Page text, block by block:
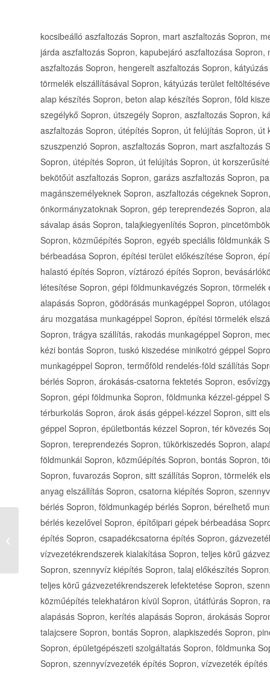
kocsibeálló aszfaltozás Sopron, mart aszfaltozás Sopron, meleg aszfaltozás Sopron, udvar aszfaltozás Sopron, járda aszfaltozás Sopron, kapubejáró aszfaltozása Sopron, meleg aszfalt Sopron, járda aszfaltozás Sopron, aszfaltozás Sopron, hengerelt aszfaltozás Sopron, kátyúzás gépi vágással Sopron, kátyúzás kibontással, kátyúzás törmelék elszállításával Sopron, kátyúzás terület feltöltésével Sopron, útépítés mart aszfaltból Sopron, darált beton alap készítés Sopron, beton alap készítés Sopron, föld kiszedése-elszállítása Sopron, útszegély Sopron, kerti szegélykő Sopron, útszegély Sopron, aszfaltozás Sopron, kátyúzás Sopron, öntött aszfaltozás Sopron, hengerelt aszfaltozás Sopron, útépítés Sopron, út felújítás Sopron, út korszerűsítés Sopron, útjavítás Sopron, aszfalt szuszpenzió Sopron, aszfaltozás Sopron, mart aszfaltozás Sopron, öntött aszfaltozás Sopron, hengerelt aszfaltozás Sopron, útépítés Sopron, út felújítás Sopron, út korszerűsítés Sopron, útjavítás Sopron, aszfalt szuszpenzió Sopron, bekötőút aszfaltozás Sopron, garázs aszfaltozás Sopron, parkoló aszfaltozás Sopron, aszfaltozás magánszemélyeknek Sopron, aszfaltozás cégeknek Sopron, aszfaltozás közületeknek Sopron, aszfaltozás önkormányzatoknak Sopron, gép tereprendezés Sopron, alapásás Sopron, árokásás Sopron, épületbontás Sopron, sávalap ásás Sopron, talajkiegyenlítés Sopron, pincetömbök kiemelése Sopron, útépítések, parkolók földmunkái Sopron, közműépítés Sopron, egyéb speciális földmunkák Sopron, gépi földmunkavégzés Sopron, földmunkagépek bérbeadása Sopron, építési terület előkészítése Sopron, építési terület megtisztítása Sopron, közmű építés Sopron, halastó építés Sopron, víztározó építés Sopron, bevásárlóközpontok tereprendezése Sopron, hulladéktárolók létesítése Sopron, gépi földmunkavégzés Sopron, törmelék elszállítása gyorsan Sopron, pince ásás Sopron, alapásás Sopron, gödörásás munkagéppel Sopron, utólagos szigetelés Sopron, vízvezeték ásás Sopron, raklapos áru mozgatása munkagéppel Sopron, építési törmelék elszállítása gépi pakolással Sopron, terep előkészítése Sopron, trágya szállítás, rakodás munkagéppel Sopron, medencealap az alapoktól Sopron, gépi bontás Sopron, kézi bontás Sopron, tuskó kiszedése minikotró géppel Sopron, tükörkiszedés Sopron, lemezalap előkészítése munkagéppel Sopron, termőföld rendelés-föld szállítás Sopron, tereprendezés Sopron, földterítés Sopron, Bobcat bérlés Sopron, árokásás-csatorna fektetés Sopron, esővízgyűjtő tartály telepítése Sopron, esővízszikkasztó építése Sopron, gépi földmunka Sopron, földmunka kézzel-géppel Sopron, kerti munkák Sopron, épületbontás Sopron, térburkolás Sopron, árok ásás géppel-kézzel Sopron, sitt elszállítás Sopron, kézi földmunka Sopron, épületbontás géppel Sopron, épületbontás kézzel Sopron, tér kövezés Sopron, lomis törmelékek elszállítása Sopron, árokásás Sopron, tereprendezés Sopron, tükörkiszedés Sopron, alapásás Sopron, pincetömb-kiemelés Sopron, közművek földmunkái Sopron, közműépítés Sopron, bontás Sopron, törés Sopron, pincetömb-kiemelés Sopron, árokásás Sopron, fuvarozás Sopron, sitt szállítás Sopron, törmelék elszállítás Sopron, bontott tégla elszállítás Sopron, bontási anyag elszállítás Sopron, csatorna kiépítés Sopron, szennyvíz kiépítés Sopron, talaj előkészítés Sopron, Bobcat bérlés Sopron, földmunkagép bérlés Sopron, bérelhető munkagép Sopron, munkagép bérlés Sopron, munkagép bérlés kezelővel Sopron, építőipari gépek bérbeadása Sopron, ivóvízvezeték építés Sopron, szennyvízcsatorna építés Sopron, csapadékcsatorna építés Sopron, gázvezeték építés Sopron, közműépítés Sopron, teljes körű vízvezetékrendszerek kialakítása Sopron, teljes körű gázvezetékrendszerek kialakítása Sopron, csatorna kiépítés Sopron, szennyvíz kiépítés Sopron, talaj előkészítés Sopron, teljes körű vízvezetékrendszerek lefektetése Sopron, teljes körű gázvezetékrendszerek lefektetése Sopron, szennyvíz és csapadékvíz elvezetés kivitelezése Sopron, közműépítés telekhatáron kívül Sopron, útátfúrás Sopron, rakéta fúrás Sopron, irányított fúrás Sopron, sávalap ásás alapásás Sopron, kerítés alapásás Sopron, árokásás Sopron, területrendezés Sopron, tereprendezés Sopron, talajcsere Sopron, bontás Sopron, alapkiszedés Sopron, pincetömb kiszedés Sopron, vízvezeték nyomáspróba Sopron, épületgépészeti szolgáltatás Sopron, földmunka Sopron, generál kivitelezés Sopron, közművezeték építés Sopron, szennyvízvezeték építés Sopron, vízvezeték építés Sopron, ivóvízhálózatok építése Sopron, szennyvízcsatorna építése Sopron, vízszerelés Sopron, gázszerelés Sopron, törmelék elszállítás Sopron, építési törmelék elszállítás Sopron, kocsibeálló aszfaltozás Győr-Moson-Sopron megye, mart aszfaltozás Győr-Moson-Sopron megye, meleg aszfaltozás Győr-Moson-Sopron megye, udvar aszfaltozás Győr-Moson-Sopron megye, járda aszfaltozás Győr-Moson-Sopron megye, kapubejáró aszfaltozása Győr-Moson-Sopron megye, meleg aszfalt Győr-Moson-Sopron megye, járda aszfaltozás Győr-Moson-Sopron megye, aszfaltozás Győr-Moson-Sopron megye, hengerelt aszfaltozás Győr-Moson-Sopron megye, kátyúzás gépi vágással Győr-Moson-Sopron megye, kátyúzás kibontással Győr-Moson-Sopron megye, kátyúzás törmelék elszállításával Győr-Moson-Sopron megye, kátyúzás terület feltöltésével Győr-Moson-Sopron megye, útépítés mart aszfaltból Győr-Moson-Sopron megye, darált beton alap készítés Győr-Moson-Sopron megye, beton alap készítés Győr-Moson-Sopron megye, föld kiszedése-elszállítása Győr-
Minden, ami hűtés-
fűtés! Klíma és
hőszivattyú értékesítés
és telepítés...